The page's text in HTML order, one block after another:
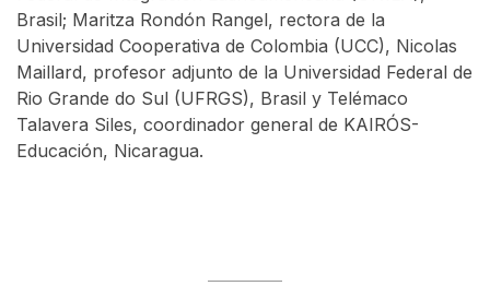
Brasil; Maritza Rondón Rangel, rectora de la
Universidad Cooperativa de Colombia (UCC), Nicolas
Maillard, profesor adjunto de la Universidad Federal de
Rio Grande do Sul (UFRGS), Brasil y Telémaco
Talavera Siles, coordinador general de KAIRÓS-
Educación, Nicaragua.